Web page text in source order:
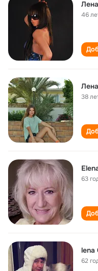
46
38
63
lena
62